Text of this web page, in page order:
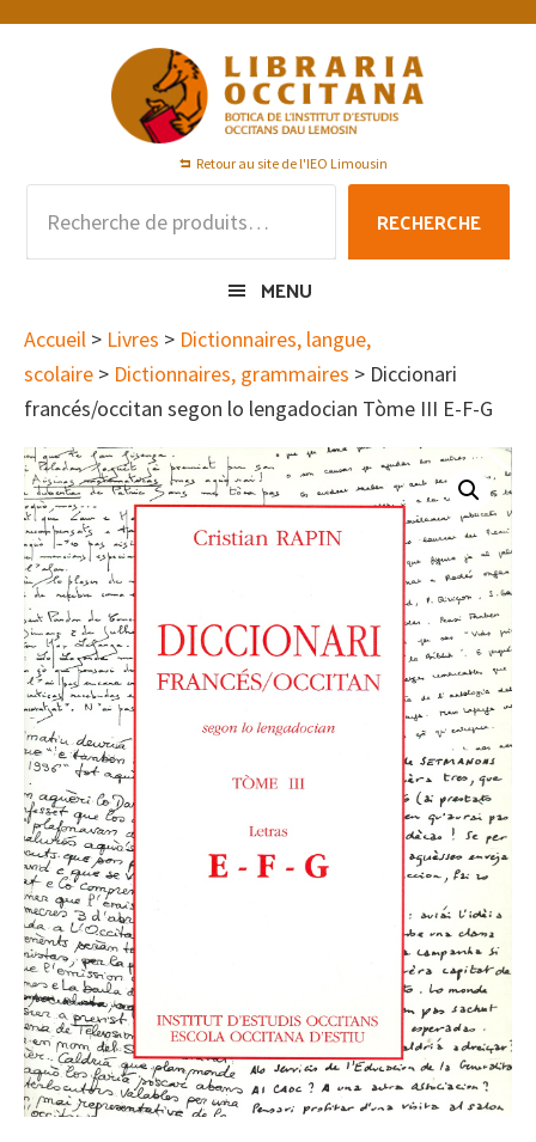
Passer
Passer
Passer
Retour au site de l'IEO Limousin
pour :
RECHERCHE
MENU
Accueil > Livres > Dictionnaires, langue,
scolaire > Dictionnaires, grammaires > Diccionari
francés/occitan segon lo lengadocian Tòme III E-F-G